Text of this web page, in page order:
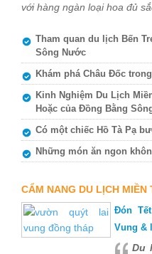
với hàng ngàn loại hoa đủ
Tham quan du lịch Bến
Sông Nước
Khám phá Châu Đốc
Kinh Nghiệm Du Lịch
Hoặc của Đồng Bằng
Có một chiếc Hồ Tà Pạ
Những món ăn ngon
CẨM NANG DU LỊCH MIỀN
Đón
Vung &
Du